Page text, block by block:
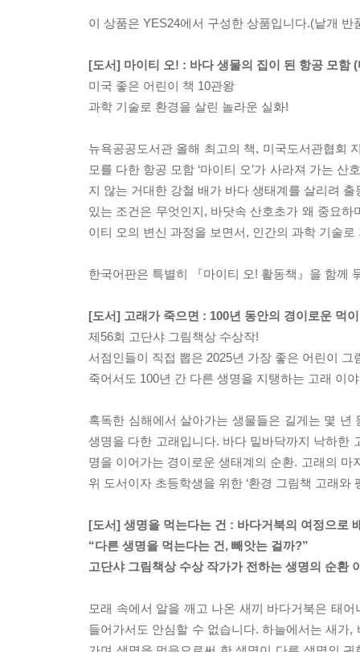
이 상품은 YES24에서 구성한 상품입니다.(낱개 반
[도서] 마이티 오! : 바다 생물의 집이 된 항공 모함
미국 좋은 어린이 책 10관왕
과학 기술로 환경을 살린 놀라운 실화!
뉴욕공공도서관 올해 최고의 책, 미국도서관협회
모를 다한 항공 모함 ‘마이티 오’가 사라져 가는
지 않는 거대한 강철 배가 바다 생태계를 살리려
있는 조건은 무엇인지, 바닷속 산호초가 왜 중요
이티 오의 변신 과정을 보면서, 인간의 과학 기술
한국어판은 특별히 『마이티 오! 활동책』을 함께
[도서] 고래가 죽으면 : 100년 동안의 경이로운 먹
제56회 고단샤 그림책상 수상작!
서점인들이 직접 뽑은 2025년 가장 좋은 어린이 그
죽어서도 100년 간 다른 생명을 지탱하는 고래 이
혹독한 심해에서 살아가는 생물들은 길게는 몇
생명을 다한 고래입니다. 바다 밑바닥까지 낙하한
명을 이어가는 경이로운 생태계의 순환. 고래의
위 도서이자 초등학생을 위한 ‘환경 그림책 고래와
[도서] 생명을 먹는다는 건 : 바다거북의 여정으로
“다른 생명을 먹는다는 건, 빼앗는 걸까?”
고단샤 그림책상 수상 작가가 전하는 생명의 순환
모래 속에서 알을 깨고 나온 새끼 바다거북은 태
들어가서도 안심할 수 없습니다. 하늘에서는 새가